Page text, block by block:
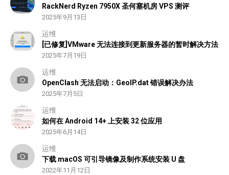
RackNerd Ryzen 7950X 圣何塞机房 VPS 测评
2025年9月13日
运维
[已修复]VMware 无法连接到更新服务器的暂时解决方法
2025年7月19日
运维
OpenClash 无法启动：GeoIP.dat 错误解决办法
2025年7月5日
运维
如何在 Android 14+ 上安装 32 位应用
2025年6月14日
运维
下载 macOS 可引导镜像及制作系统安装 U 盘
2022年11月12日